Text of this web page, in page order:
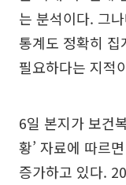
는 분석이다. 그
통계도 정확히
필요하다는 지적
6일 본지가 보건
황’ 자료에 따르
증가하고 있다.